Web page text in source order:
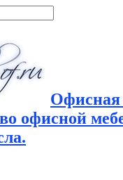
Офисная
офисной